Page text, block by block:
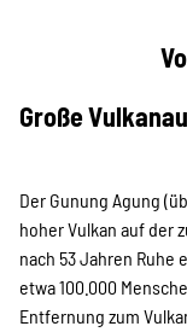
Große
Der Gunung Agung
hoher Vulkan auf der
nach 53 Jahren
etwa 100.000
Entfernung zum